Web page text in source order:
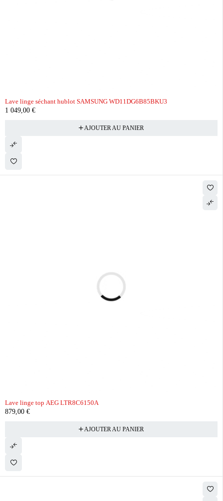
Lave linge séchant hublot SAMSUNG WD11DG6B85BKU3
1 049,00 €
AJOUTER AU PANIER
Lave linge top AEG LTR8C6150A
879,00 €
AJOUTER AU PANIER